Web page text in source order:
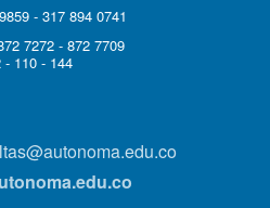
- 317 894 0741
7272 - 872 7709
110 - 144